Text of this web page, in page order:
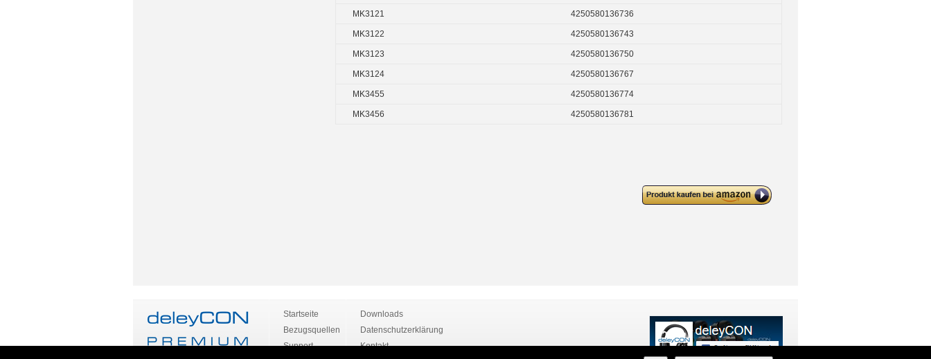
MK3121 4250580136736
MK3122 4250580136743
MK3123 4250580136750
MK3124 4250580136767
MK3455 4250580136774
MK3456 4250580136781
deleyCON Keystone Modul CAT
6a RJ45 Buchse – 5 Sets
Startseite
Bezugsquellen
Support
Downloads
Datenschutzerklärung
Kontakt